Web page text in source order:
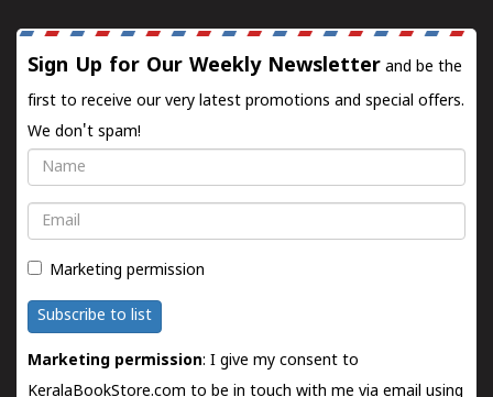
Sign Up for Our Weekly Newsletter and be the
first to receive our very latest promotions and special offers.
We don't spam!
Name
Email
Marketing permission
Subscribe to list
Marketing permission: I give my consent to
KeralaBookStore.com to be in touch with me via email using